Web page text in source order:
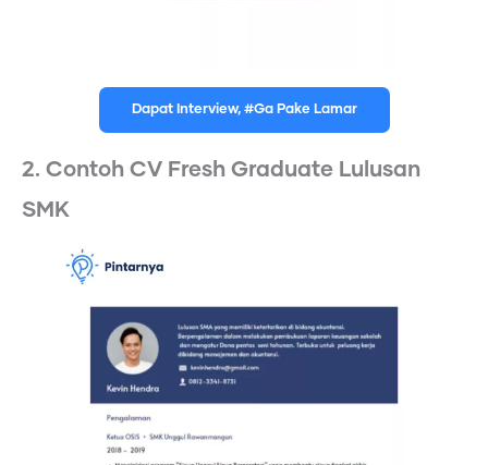
Dapat Interview, #Ga Pake Lamar
2. Contoh CV Fresh Graduate Lulusan
SMK